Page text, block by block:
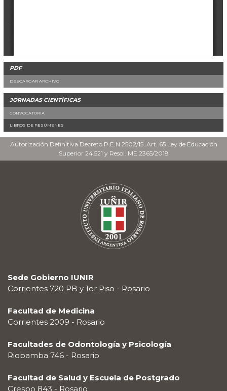
PDF
DESCARGAR ARCHIVO
JORNADAS CIENTÍFICAS
CONVOCATORIA
LIBROS DE RESÚMENES
Autorización Definitiva Decreto P.E.N 2502/15, Art. 65 Ley de Educación
Superior 24.521 y Resol. ME 2365/2018
Sede Gobierno IUNIR
Corrientes 720 PB y 1er Piso - Rosario
Facultad de Medicina
Corrientes 2009 - Rosario
Facultades de Odontología y Psicología
Riobamba 746 - Rosario
Facultad de Salud y Escuela de Postgrado
Crespo 843 - Rosario